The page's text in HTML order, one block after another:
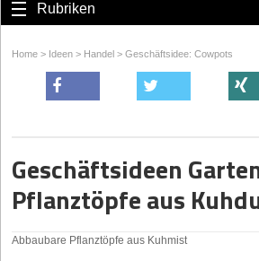
Rubriken
Home > Ideen > Handel > Geschäftsidee: Cowpots
Geschäftsideen
Pflanztöpfe aus
Abbaubare Pflanztöpfe aus Kuhmist